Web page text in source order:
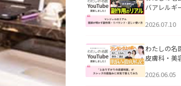
バアレルギ
医師が明か
公開いたし
2026.07.10
わたしの名
皮膚科・美
ッズの肌悩
2026.06.05